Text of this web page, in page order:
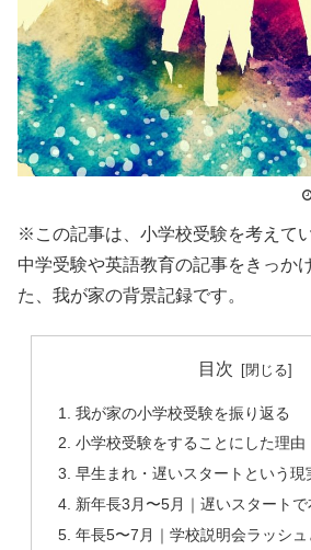
※この記事は、小学校受験を考えて
中学受験や英語教育の記事をきっか
た、我が家の背景記録です。
目次
我が家の小学校受験を振り返る
小学校受験をすることにした理由
早生まれ・遅いスタートという現
新年長3月〜5月｜遅いスタート
年長5〜7月｜学校説明会ラッシ